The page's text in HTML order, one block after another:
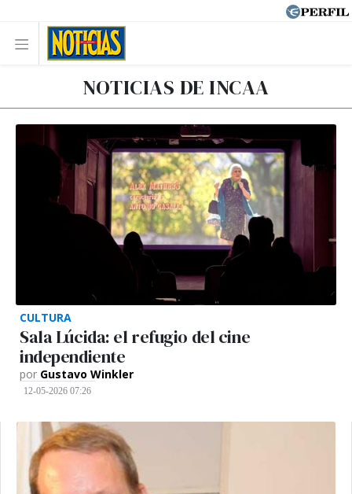
NOTICIAS DE INCAA
CULTURA
Sala Lúcida: el refugio del cine
independiente
por Gustavo Winkler
12-05-2026 07:26